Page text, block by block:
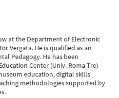
at the Department of Electronic
Vergata. He is qualified as an
Pedagogy. He has been
Center (Univ. Roma Tre)
education, digital skills
methodologies supported by